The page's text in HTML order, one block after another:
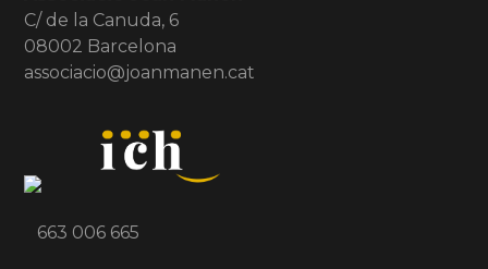
C/ de la Canuda, 6
08002 Barcelona
associacio@joanmanen.cat
663 006 665